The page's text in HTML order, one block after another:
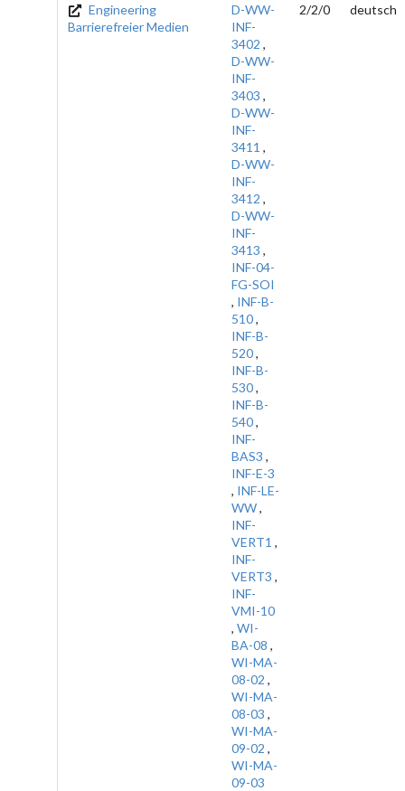
Engineering
Barrierefreier Medien
D-WW-
INF-
3402 ,
D-WW-
INF-
3403 ,
D-WW-
INF-
3411 ,
D-WW-
INF-
3412 ,
D-WW-
INF-
3413 ,
INF-04-
FG-SOI
, INF-B-
510,
INF-B-
520,
INF-B-
530,
INF-B-
540,
INF-
BAS3 ,
INF-E-3
, INF-LE-
WW,
INF-
VERT1 ,
INF-
VERT3 ,
INF-
VMI-10
, WI-
BA-08 ,
WI-MA-
08-02 ,
WI-MA-
08-03 ,
WI-MA-
09-02 ,
WI-MA-
09-03
2/2/0 deutsch